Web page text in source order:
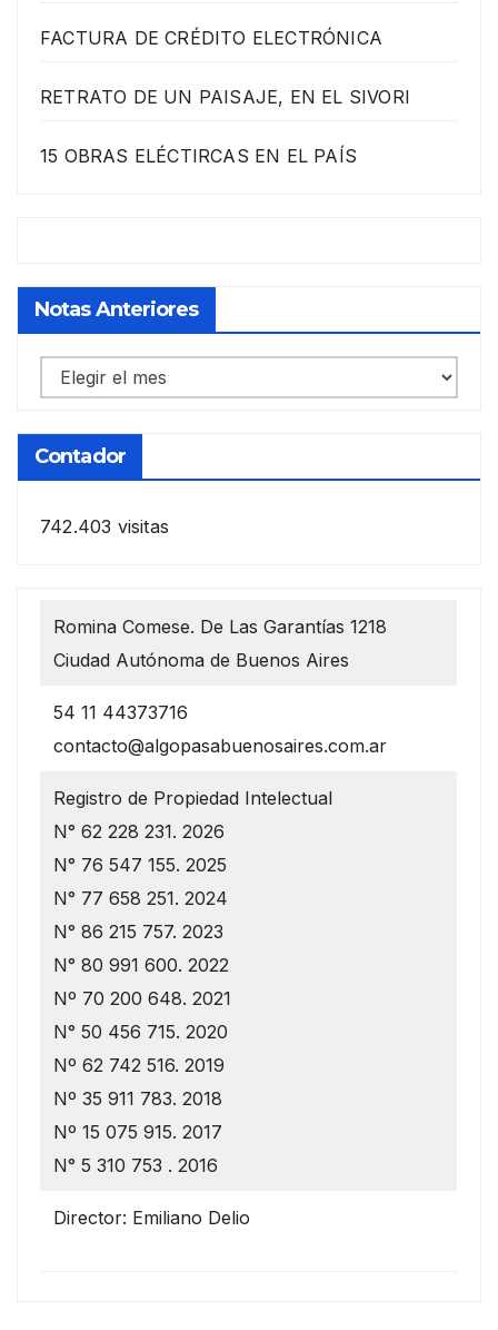
FACTURA DE CRÉDITO ELECTRÓNICA
RETRATO DE UN PAISAJE, EN EL SIVORI
15 OBRAS ELÉCTIRCAS EN EL PAÍS
Notas Anteriores
Notas
anteriores
Contador
742.403 visitas
Romina Comese. De Las Garantías 1218
Ciudad Autónoma de Buenos Aires
54 11 44373716
contacto@algopasabuenosaires.com.ar
Registro de Propiedad Intelectual
N° 62 228 231. 2026
N° 76 547 155. 2025
N° 77 658 251. 2024
N° 86 215 757. 2023
N° 80 991 600. 2022
Nº 70 200 648. 2021
N° 50 456 715. 2020
Nº 62 742 516. 2019
Nº 35 911 783. 2018
Nº 15 075 915. 2017
N° 5 310 753 . 2016
Director: Emiliano Delio